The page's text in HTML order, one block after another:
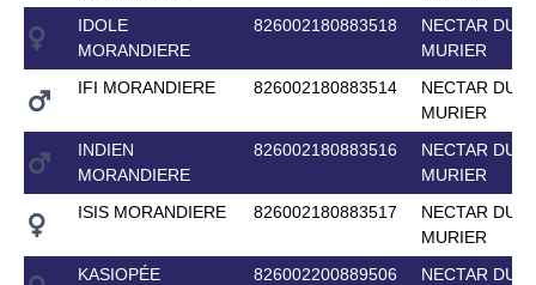
IDOLE
MORANDIERE
826002180883518
NECTAR DU
MURIER
IFI MORANDIERE
826002180883514
NECTAR DU
MURIER
INDIEN
MORANDIERE
826002180883516
NECTAR DU
MURIER
ISIS MORANDIERE
826002180883517
NECTAR DU
MURIER
KASIOPÉE
826002200889506
NECTAR DU